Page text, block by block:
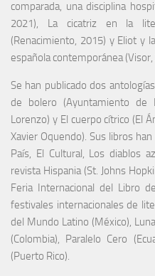
comparada, una disciplina
2021), La cicatriz en la
(Renacimiento, 2015) y Eliot y
española contemporánea (Visor,
Se han publicado dos
de bolero (Ayuntamiento de
Lorenzo) y El cuerpo cítrico (El
Xavier Oquendo). Sus libros
País, El Cultural, Los diablos
revista Hispania (St. Johns
Feria Internacional del Libro
festivales internacionales de
del Mundo Latino (México),
(Colombia), Paralelo Cero
(Puerto Rico).